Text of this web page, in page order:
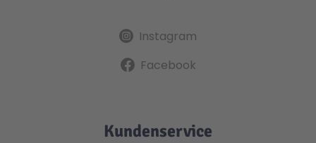
Instagram
Facebook
Kundenservice